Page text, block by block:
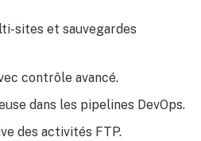
sites et sauvegardes
contrôle avancé.
dans les pipelines DevOps.
des activités FTP.